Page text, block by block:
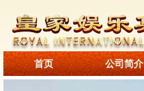
首页 公司简介